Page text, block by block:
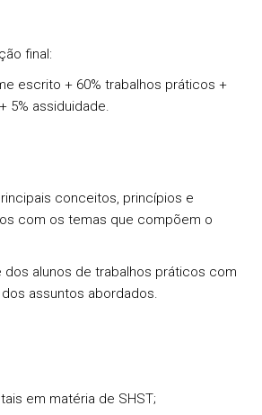
final:
escrito + 60% trabalhos práticos +
5% assiduidade.
conceitos, princípios e
com os temas que compõem o
dos alunos de trabalhos práticos com
assuntos abordados.
em matéria de SHST;